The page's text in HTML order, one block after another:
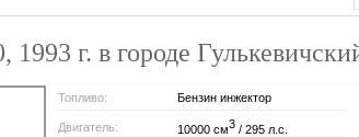
г. в городе
Топливо: Бензин инжектор
Двигатель: 10000 см3 / 295 л.с.